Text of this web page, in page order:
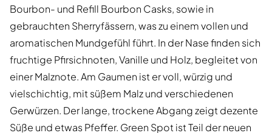
Bourbon- und Refill Bourbon Casks, sowie in
gebrauchten Sherryfässern, was zu einem vollen und
aromatischen Mundgefühl führt. In der Nase finden sich
fruchtige Pfirsichnoten, Vanille und Holz, begleitet von
einer Malznote. Am Gaumen ist er voll, würzig und
vielschichtig, mit süßem Malz und verschiedenen
Gerwürzen. Der lange, trockene Abgang zeigt dezente
Süße und etwas Pfeffer. Green Spot ist Teil der neuen